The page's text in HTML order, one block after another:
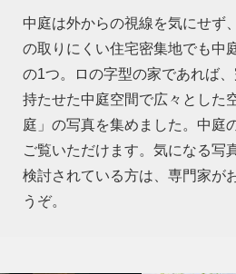
中庭は外からの視線を気にせず
の取りにくい住宅密集地でも中
の1つ。ロの字型の家であれば
持たせた中庭空間で広々とした
庭」の写真を集めました。中庭
ご覧いただけます。気になる写
検討されている方は、専門家が
うぞ。